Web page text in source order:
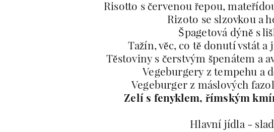
Risotto s červenou řepou,
Rizoto se slzovkou a
Špagetová dýně s
Tažín, věc, co tě donutí vstát a
Těstoviny s čerstvým špenátem a
Vegeburgery z tempehu a
Vegeburger z máslových
Zelí s fenyklem, římským
Hlavní jídla -